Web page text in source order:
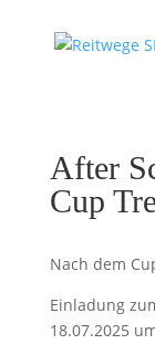
After
Cup
Nach dem
Einladung
18.07.2025